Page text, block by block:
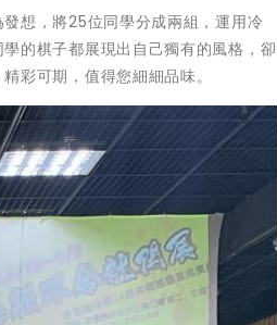
想，將25位同學分成兩組，運用冷
的棋子都展現出自己獨有的風格，卻
彩可期，值得您細細品味。